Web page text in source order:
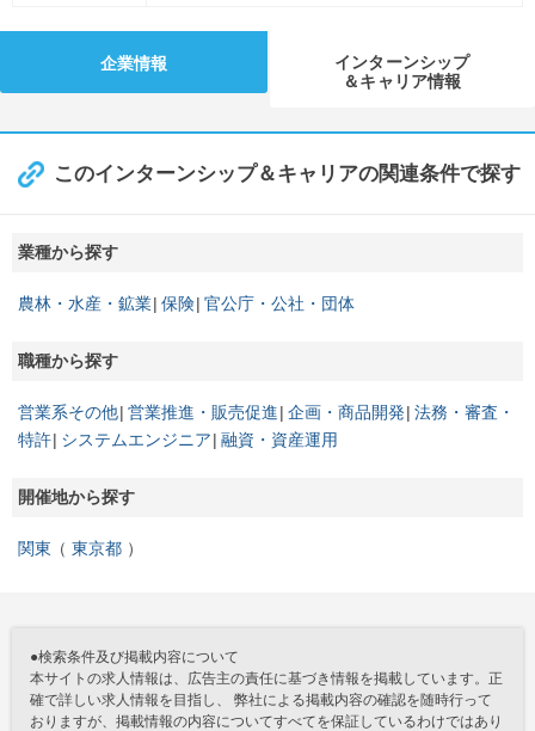
企業情報
インターンシップ
＆キャリア情報
このインターンシップ＆キャリアの関連条件で探す
業種から探す
農林・水産・鉱業 保険 官公庁・公社・団体
職種から探す
営業系その他 営業推進・販売促進 企画・商品開発 法務・審査・
特許 システムエンジニア 融資・資産運用
開催地から探す
関東 東京都
●検索条件及び掲載内容について
本サイトの求人情報は、広告主の責任に基づき情報を掲載しています。正
確で詳しい求人情報を目指し、 弊社による掲載内容の確認を随時行って
おりますが、掲載情報の内容についてすべてを保証しているわけではあり